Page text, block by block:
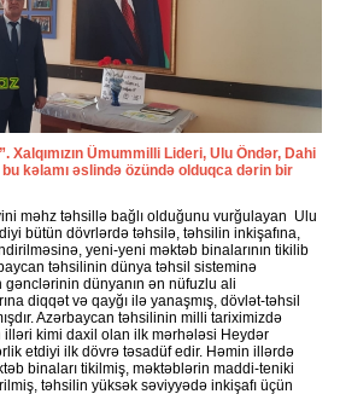
Xalqımızın Ümummilli Lideri, Ulu Öndər, Dahi
kəlamı əslində özündə olduqca dərin bir
məhz təhsillə bağlı olduğunu vurğulayan Ulu
bütün dövrlərdə təhsilə, təhsilin inkişafına,
yeni-yeni məktəb binalarının tikilib
təhsilinin dünya təhsil sisteminə
gənclərinin dünyanın ən nüfuzlu ali
diqqət və qayğı ilə yanaşmış, dövlət-təhsil
Azərbaycan təhsilinin milli tariximizdə
kimi daxil olan ilk mərhələsi Heydər
etdiyi ilk dövrə təsadüf edir. Həmin illərdə
binaları tikilmiş, məktəblərin maddi-teniki
təhsilin yüksək səviyyədə inkişafı üçün